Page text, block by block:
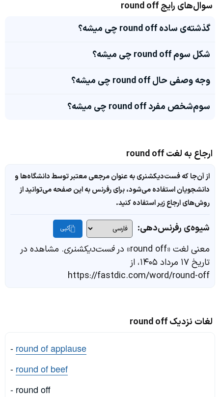
سوال‌های رایج round off
گذشته‌ی ساده round off چی میشه؟
شکل سوم round off چی میشه؟
وجه وصفی حال round off چی میشه؟
سوم‌شخص مفرد round off چی میشه؟
ارجاع به لغت round off
از آن‌جا که فست‌دیکشنری به عنوان مرجعی معتبر توسط دانشگاه‌ها و
دانشجویان استفاده می‌شود، برای رفرنس به این صفحه می‌توانید از
روش‌های ارجاع زیر استفاده کنید.
شیوه‌ی رفرنس‌دهی: کپی
معنی لغت «round off» در فست‌دیکشنری. مشاهده در
تاریخ ۱۷ مرداد ۱۴۰۵، از
https://fastdic.com/word/round-off
لغات نزدیک round off
- round of applause
- round of beef
- round off